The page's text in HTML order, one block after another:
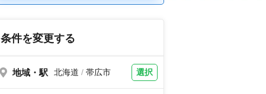
条件を変更する
地域・駅 北海道 / 帯広市 選択